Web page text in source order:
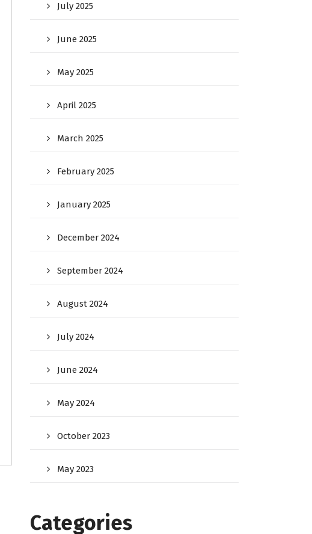
July 2025
June 2025
May 2025
April 2025
March 2025
February 2025
January 2025
December 2024
September 2024
August 2024
July 2024
June 2024
May 2024
October 2023
May 2023
Categories